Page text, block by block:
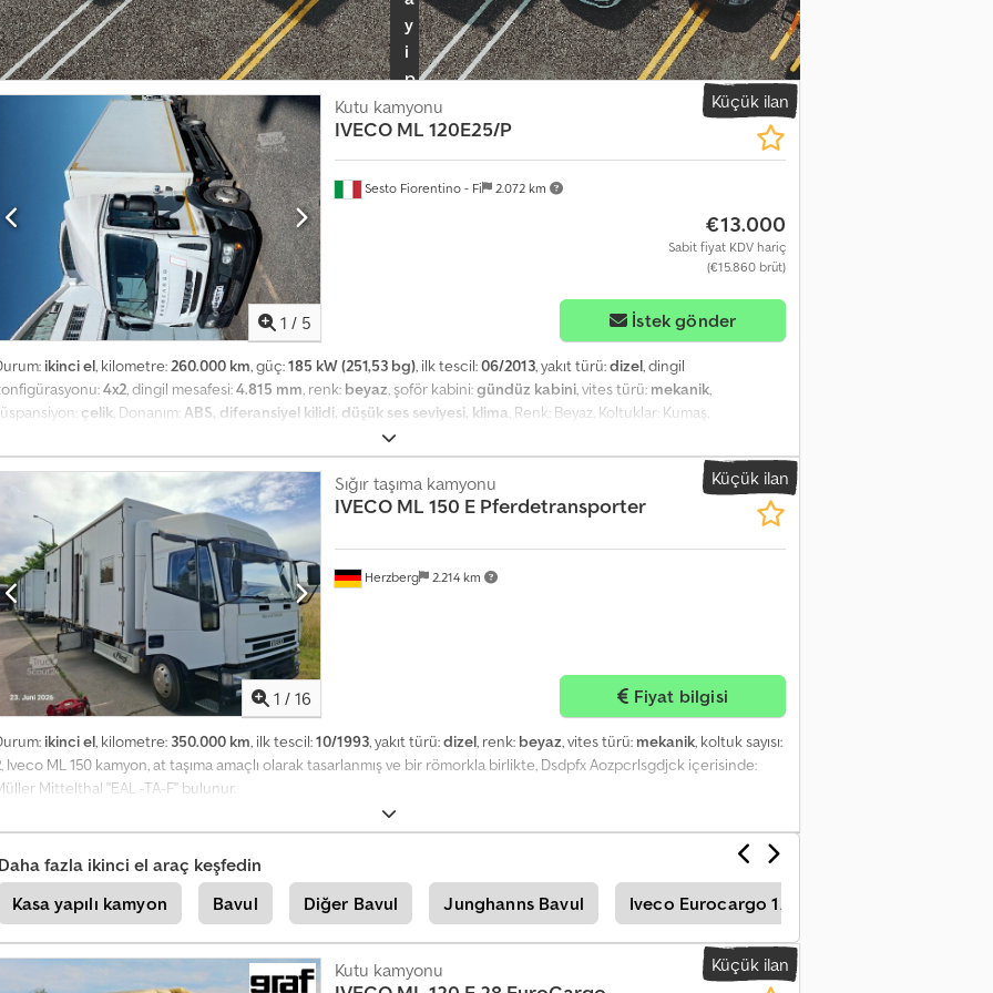
y
i
p
a
k
e
t
i
n
k
l
i
u
ş
Küçük ilan
1 / 5
Sesto Fiorentino - Fi 2.072 km
Kutu kamyonu
IVECO ML 120E25/P
€13.000
Sabit fiyat KDV hariç
(€15.860 brüt)
İstek gönder
ikinci el, kilometre: 260.000 km, güç:185 kW (251,53 bg), ilk tescil:06/2013, yakıt türü:dizel, dingil
4x2 , dingil mesafesi:4.815 mm , renk: beyaz , şoför kabini:gündüz kabini , vites türü: mekanik
çelik , Donanım: ABS, diferansiyel kilidi, düşük ses seviyesi, klima , Renk: Beyaz, Koltuklar: Kumaş,
Süspansiyon: Yaprak yaylı, Dijital Takograf, Düşük Gürültü: CEE 92/97, Konforlu Sürücü Koltuğu, Havalı Sürücü Koltuğu, 2
Yolcu Bankı, Radyo/CD Çalar, Elektrikli Camlar, Elektrikli ve Isıtmalı Aynalar, Renkli Cam, Arka Diferansiyel Kilidi, Anti-
patinaj Çubuğu: Ön, Yedek Lastik, Hız Sınırlayıcı: 90 km/sa, Voltaj Dönüştürücü, EEV KALİBRASYONU, 24/12V-10,5A
DÖNÜŞTÜRÜCÜ, EEV KALİBRASYONU, 24/12V-10,5A DÖNÜŞTÜRÜCÜ, ENDÜSTRİYEL ARAÇLAR Iveco Eurocargo 120E25 /
Alüminyum kasalı kamyonet, RENK: BEYAZ, YIL: 2013-06, KM: 260.000, AKS ARALIĞI: 4.000, AĞIRLIK: 11.500, MOTOR HACMİ:
5.880, EURO 5, YAKIT: DİZEL. Djdpfx Aszp R U Iegdock
Küçük ilan
1 / 16
Herzberg 2.214 km
Sığır taşıma kamyonu
IVECO ML 150 E Pferdetransporter
Fiyat bilgisi
ikinci el, kilometre: 350.000 km, ilk tescil:10/1993, yakıt türü:dizel, renk: beyaz, vites türü: mekanik, koltuk sayısı:
, Iveco ML 150 kamyon, at taşıma amaçlı olarak tasarlanmış ve bir römorkla birlikte, Dsdpfx Aozpcrlsgdjck içerisinde:
Mittelthal "EAL -TA-F" bulunur.
Daha fazla ikinci el araç keşfedin
Kasa yapılı kamyon
Bavul Diğer Bavul Junghanns Bavul Iveco Eurocargo 120
Küçük ilan
Kutu kamyonu